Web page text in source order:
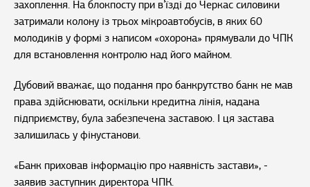
захоплення. На блокпосту при в’їзді до Черкас силовики
затримали колону із трьох мікроавтобусів, в яких 60
молодиків у формі з написом «охорона» прямували до ЧПК
для встановлення контролю над його майном.
Дубовий вважає, що подання про банкрутство банк не мав
права здійснювати, оскільки кредитна лінія, надана
підприємству, була забезпечена заставою. І ця застава
залишилась у фінустанови.
«Банк приховав інформацію про наявність застави», -
заявив заступник директора ЧПК.